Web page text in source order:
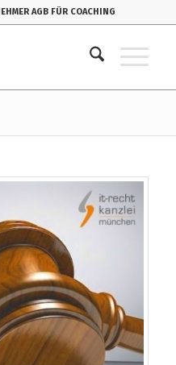
AGB FÜR COACHING